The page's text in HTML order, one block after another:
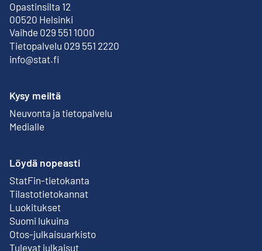
Opastinsilta 12
00520 Helsinki
Ulkoinen linkki
Vaihde 029 551 1000
Tietopalvelu 029 551 2220
info@stat.fi
Kysy meiltä
Neuvonta ja tietopalvelu
Medialle
Löydä nopeasti
StatFin-tietokanta
Ulkoinen linkki
Tilastotietokannat
Luokitukset
Suomi lukuina
Otos-julkaisuarkisto
Ulkoinen linkki
Tulevat julkaisut